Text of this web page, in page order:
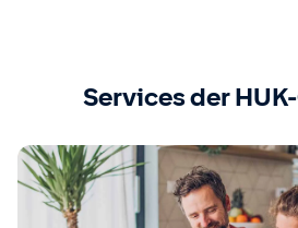
Services der